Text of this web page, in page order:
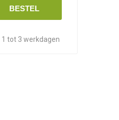
BESTEL
1 tot 3 werkdagen